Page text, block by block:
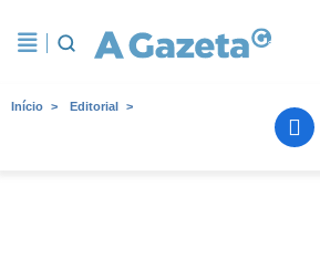
Início Editorial